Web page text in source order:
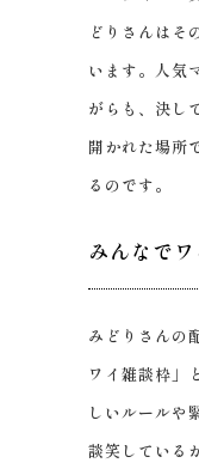
どりさんはそ
います。人気
がらも、決し
開かれた場所
るのです。
みんなで
みどりさんの
ワイ雑談枠」
しいルールや
談笑している